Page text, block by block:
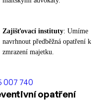
Zajišťovací instituty: Umíme
navrhnout předběžná opatření k
zmrazení majetku.
007 740
opatření